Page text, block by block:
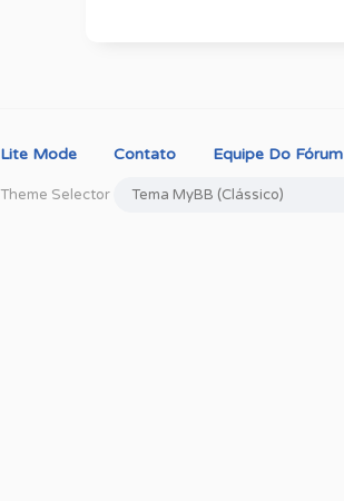
Lite Mode Contato Equipe Do Fórum
Theme Selector